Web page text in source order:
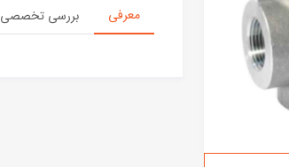
معرفی بررسی تخصصی